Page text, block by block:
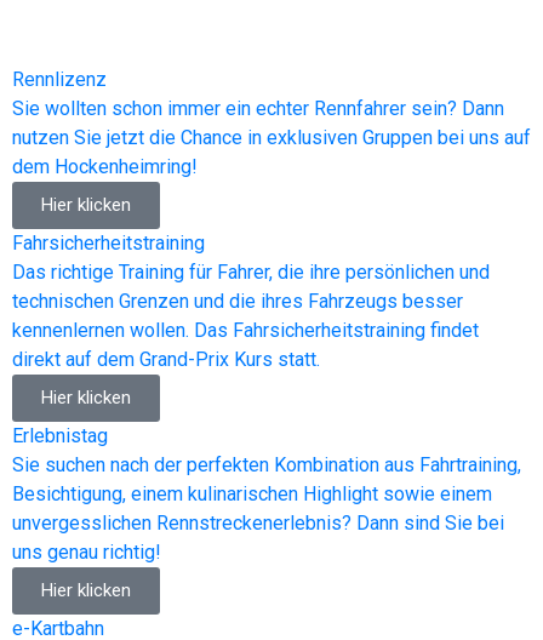
Rennlizenz
Sie wollten schon immer ein echter Rennfahrer sein? Dann
nutzen Sie jetzt die Chance in exklusiven Gruppen bei uns auf
dem Hockenheimring!
Hier klicken
Fahrsicherheitstraining
Das richtige Training für Fahrer, die ihre persönlichen und
technischen Grenzen und die ihres Fahrzeugs besser
kennenlernen wollen. Das Fahrsicherheitstraining findet
direkt auf dem Grand-Prix Kurs statt.
Hier klicken
Erlebnistag
Sie suchen nach der perfekten Kombination aus Fahrtraining,
Besichtigung, einem kulinarischen Highlight sowie einem
unvergesslichen Rennstreckenerlebnis? Dann sind Sie bei
uns genau richtig!
Hier klicken
e-Kartbahn